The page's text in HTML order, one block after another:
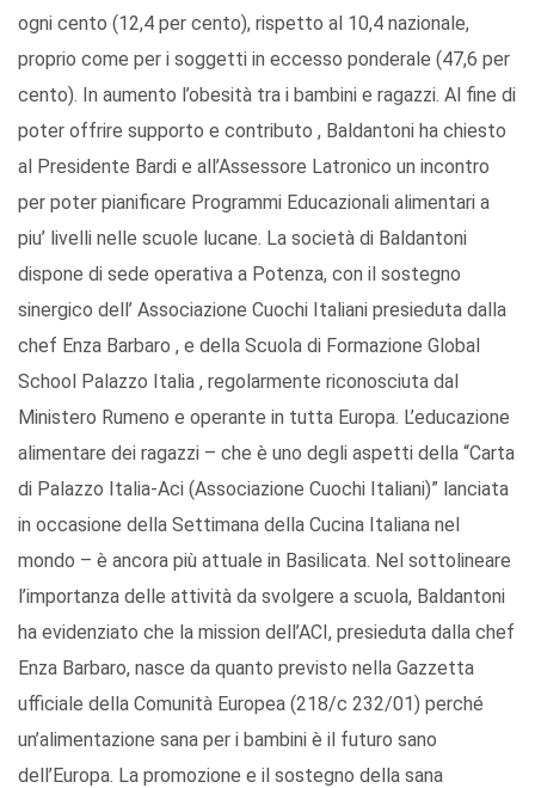
ogni cento (12,4 per cento), rispetto al 10,4 nazionale,
proprio come per i soggetti in eccesso ponderale (47,6 per
cento). In aumento l’obesità tra i bambini e ragazzi. Al fine di
poter offrire supporto e contributo , Baldantoni ha chiesto
al Presidente Bardi e all’Assessore Latronico un incontro
per poter pianificare Programmi Educazionali alimentari a
piu’ livelli nelle scuole lucane. La società di Baldantoni
dispone di sede operativa a Potenza, con il sostegno
sinergico dell’ Associazione Cuochi Italiani presieduta dalla
chef Enza Barbaro , e della Scuola di Formazione Global
School Palazzo Italia , regolarmente riconosciuta dal
Ministero Rumeno e operante in tutta Europa. L’educazione
alimentare dei ragazzi – che è uno degli aspetti della “Carta
di Palazzo Italia-Aci (Associazione Cuochi Italiani)” lanciata
in occasione della Settimana della Cucina Italiana nel
mondo – è ancora più attuale in Basilicata. Nel sottolineare
l’importanza delle attività da svolgere a scuola, Baldantoni
ha evidenziato che la mission dell’ACI, presieduta dalla chef
Enza Barbaro, nasce da quanto previsto nella Gazzetta
ufficiale della Comunità Europea (218/c 232/01) perché
un’alimentazione sana per i bambini è il futuro sano
dell’Europa. La promozione e il sostegno della sana